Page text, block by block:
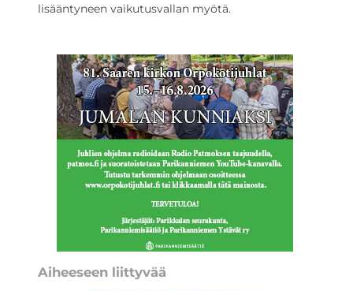
lisääntyneen vaikutusvallan myötä.
Aiheeseen liittyvää